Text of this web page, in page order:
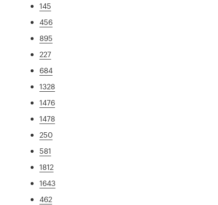
145
456
895
227
684
1328
1476
1478
250
581
1812
1643
462